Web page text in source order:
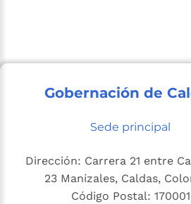
Gobernación de
Sede principal
Dirección: Carrera 21 entre
23 Manizales, Caldas,
Código Postal: 170001